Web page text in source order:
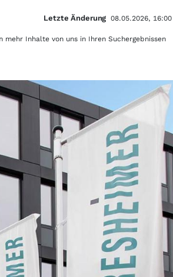
Letzte Änderung 08.05.2026, 16:00
mehr Inhalte von uns in Ihren Suchergebnissen